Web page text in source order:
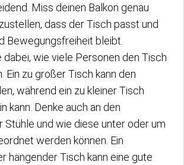
Miss deinen Balkon genau
dass der Tisch passt und
Bewegungsfreiheit bleibt.
wie viele Personen den Tisch
Ein zu großer Tisch kann den
während ein zu kleiner Tisch
kann. Denke auch an den
Stühle und wie diese unter oder um
werden können. Ein
hängender Tisch kann eine gute